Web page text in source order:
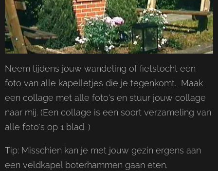
Neem tijdens jouw wandeling of fietstocht een
foto van alle kapelletjes die je tegenkomt. Maak
een collage met alle foto's en stuur jouw collage
naar mij. (Een collage is een soort verzameling van
alle foto's op 1 blad. )
Tip: Misschien kan je met jouw gezin ergens aan
een veldkapel boterhammen gaan eten.